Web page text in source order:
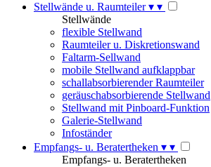
Stellwände u. Raumteiler▾ ▾
Stellwände
flexible Stellwand
Raumteiler u. Diskretionswand
Faltarm-Sellwand
mobile Stellwand aufklappbar
schallabsorbierender Raumteiler
geräuschabsorbierende Stellwand
Stellwand mit Pinboard-Funktion
Galerie-Stellwand
Infoständer
Empfangs- u. Beratertheken ▾ ▾
Empfangs- u. Beratertheken